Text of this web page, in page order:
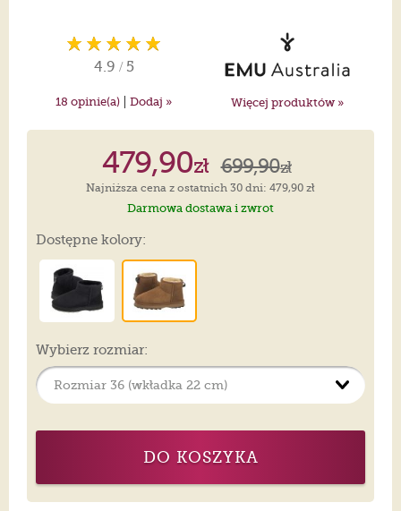
4.9 / 5
18 opinie(a) | Dodaj » Więcej produktów »
479,90zł 699,90zł
Najniższa cena z ostatnich 30 dni: 479,90 zł
Darmowa dostawa i zwrot
Dostępne kolory:
Wybierz rozmiar:
DO KOSZYKA